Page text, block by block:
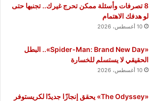
8 تصرفات وأسئلة ممكن تحرج غيرك.. تجنبها حتى
لو هدفك الاهتمام
10 أغسطس، 2026
«Spider-Man: Brand New Day».. البطل
الحقيقي لا يستسلم للخسارة
10 أغسطس، 2026
«The Odyssey» يحقق إنجازًا جديدًا لكريستوفر